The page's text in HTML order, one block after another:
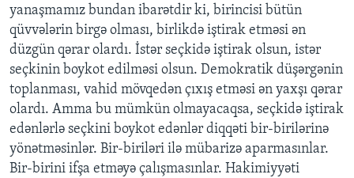
yanaşmamız bundan ibarətdir ki, birincisi bütün
qüvvələrin birgə olması, birlikdə iştirak etməsi ən
düzgün qərar olardı. İstər seçkidə iştirak olsun, istər
seçkinin boykot edilməsi olsun. Demokratik düşərgənin
toplanması, vahid mövqedən çıxış etməsi ən yaxşı qərar
olardı. Amma bu mümkün olmayacaqsa, seçkidə iştirak
edənlərlə seçkini boykot edənlər diqqəti bir-birilərinə
yönətməsinlər. Bir-biriləri ilə mübarizə aparmasınlar.
Bir-birini ifşa etməyə çalışmasınlar. Hakimiyyəti